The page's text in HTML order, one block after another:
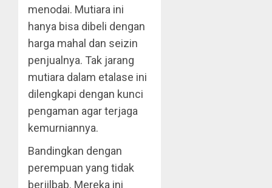
menodai. Mutiara ini
hanya bisa dibeli dengan
harga mahal dan seizin
penjualnya. Tak jarang
mutiara dalam etalase ini
dilengkapi dengan kunci
pengaman agar terjaga
kemurniannya.
Bandingkan dengan
perempuan yang tidak
berjilbab. Mereka ini